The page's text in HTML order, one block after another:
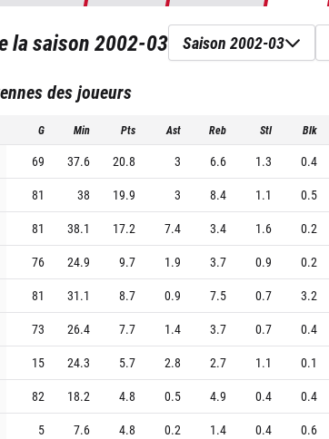
la saison2002-03 Saison 2002-03
des joueurs
G Min Pts Ast Reb Stl Blk
69 37.6 20.8 3 6.6 1.3 0.4
81 38 19.9 3 8.4 1.1 0.5
81 38.1 17.2 7.4 3.4 1.6 0.2
76 24.9 9.7 1.9 3.7 0.9 0.2
81 31.1 8.7 0.9 7.5 0.7 3.2
73 26.4 7.7 1.4 3.7 0.7 0.4
15 24.3 5.7 2.8 2.7 1.1 0.1
82 18.2 4.8 0.5 4.9 0.4 0.4
5 7.6 4.8 0.2 1.4 0.4 0.6